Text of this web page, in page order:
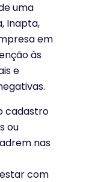
uma
Inapta,
em
às
e
cadastro
ou
nas
com